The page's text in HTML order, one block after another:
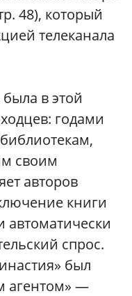
48), который
телеканала
в этой
годами
своим
авторов
книги
автоматически
спрос.
был
агентом» —